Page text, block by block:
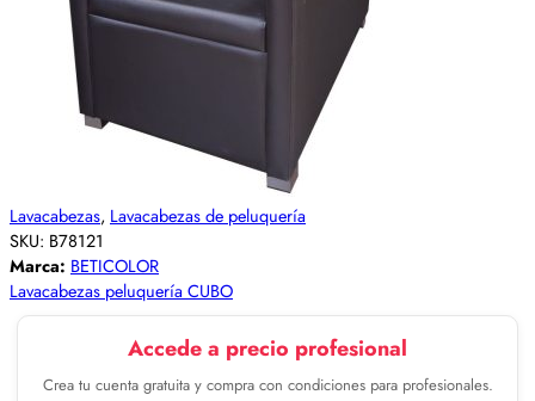
Lavacabezas, Lavacabezas de peluquería
SKU: B78121
Marca: BETICOLOR
Lavacabezas peluquería CUBO
Accede a precio profesional
Crea tu cuenta gratuita y compra con condiciones para profesionales.